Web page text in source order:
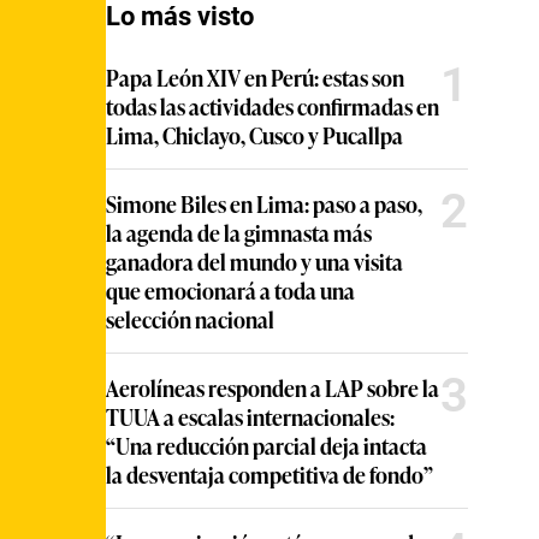
Lo más visto
Papa León XIV en Perú: estas son
todas las actividades confirmadas en
Lima, Chiclayo, Cusco y Pucallpa
1
Simone Biles en Lima: paso a paso,
la agenda de la gimnasta más
ganadora del mundo y una visita
que emocionará a toda una
selección nacional
2
Aerolíneas responden a LAP sobre la
TUUA a escalas internacionales:
“Una reducción parcial deja intacta
la desventaja competitiva de fondo”
3